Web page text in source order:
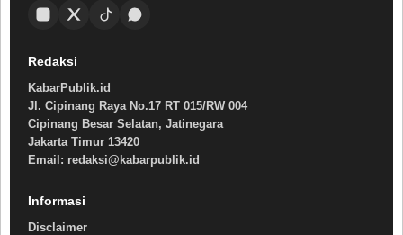
Redaksi
KabarPublik.id
Jl. Cipinang Raya No.17 RT 015/RW 004
Cipinang Besar Selatan, Jatinegara
Jakarta Timur 13420
Email: redaksi@kabarpublik.id
Informasi
Disclaimer